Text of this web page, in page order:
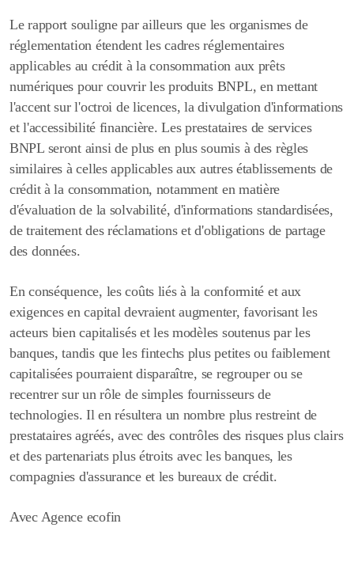
Le rapport souligne par ailleurs que les organismes de
réglementation étendent les cadres réglementaires
applicables au crédit à la consommation aux prêts
numériques pour couvrir les produits BNPL, en mettant
l'accent sur l'octroi de licences, la divulgation d'informations
et l'accessibilité financière. Les prestataires de services
BNPL seront ainsi de plus en plus soumis à des règles
similaires à celles applicables aux autres établissements de
crédit à la consommation, notamment en matière
d'évaluation de la solvabilité, d'informations standardisées,
de traitement des réclamations et d'obligations de partage
des données.
En conséquence, les coûts liés à la conformité et aux
exigences en capital devraient augmenter, favorisant les
acteurs bien capitalisés et les modèles soutenus par les
banques, tandis que les fintechs plus petites ou faiblement
capitalisées pourraient disparaître, se regrouper ou se
recentrer sur un rôle de simples fournisseurs de
technologies. Il en résultera un nombre plus restreint de
prestataires agréés, avec des contrôles des risques plus clairs
et des partenariats plus étroits avec les banques, les
compagnies d'assurance et les bureaux de crédit.
Avec Agence ecofin